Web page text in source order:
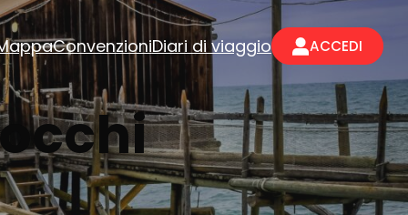
ConvenzioniDiari di viaggio ACCEDI